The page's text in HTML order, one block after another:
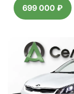
699 000 ₽